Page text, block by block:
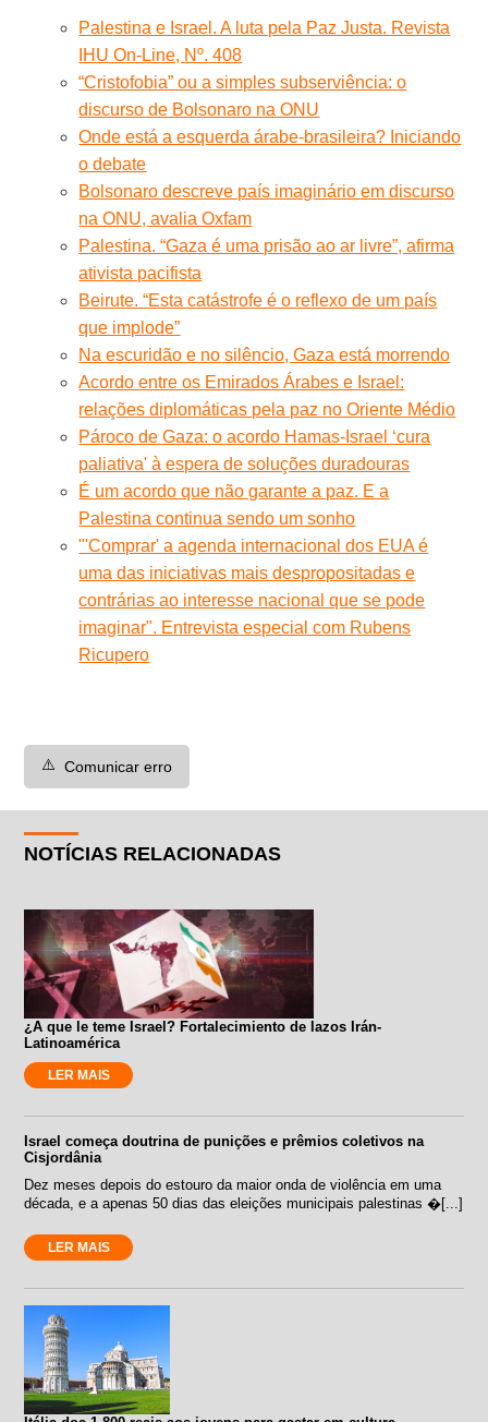
Palestina e Israel. A luta pela Paz Justa. Revista
IHU On-Line, Nº. 408
“Cristofobia” ou a simples subserviência: o
discurso de Bolsonaro na ONU
Onde está a esquerda árabe-brasileira? Iniciando
o debate
Bolsonaro descreve país imaginário em discurso
na ONU, avalia Oxfam
Palestina. “Gaza é uma prisão ao ar livre”, afirma
ativista pacifista
Beirute. “Esta catástrofe é o reflexo de um país
que implode”
Na escuridão e no silêncio, Gaza está morrendo
Acordo entre os Emirados Árabes e Israel:
relações diplomáticas pela paz no Oriente Médio
Pároco de Gaza: o acordo Hamas-Israel ‘cura
paliativa' à espera de soluções duradouras
É um acordo que não garante a paz. E a
Palestina continua sendo um sonho
"'Comprar' a agenda internacional dos EUA é
uma das iniciativas mais despropositadas e
contrárias ao interesse nacional que se pode
imaginar". Entrevista especial com Rubens
Ricupero
⚠️ Comunicar erro
NOTÍCIAS RELACIONADAS
¿A que le teme Israel? Fortalecimiento de lazos Irán-
Latinoamérica
LER MAIS
Israel começa doutrina de punições e prêmios coletivos na
Cisjordânia
Dez meses depois do estouro da maior onda de violência em uma
década, e a apenas 50 dias das eleições municipais palestinas �[...]
LER MAIS